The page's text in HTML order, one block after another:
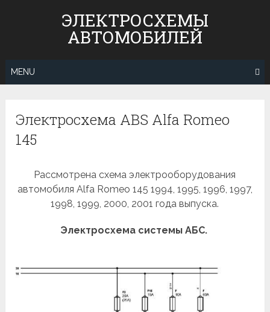
ЭЛЕКТРОСХЕМЫ
АВТОМОБИЛЕЙ
MENU
Электросхема ABS Alfa Romeo
145
Рассмотрена схема электрооборудования
автомобиля Alfa Romeo 145 1994, 1995, 1996, 1997,
1998, 1999, 2000, 2001 года выпуска.
Электросхема системы АБС.